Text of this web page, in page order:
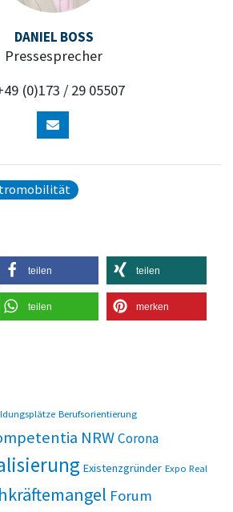
DANIEL BOSS
Pressesprecher
(0)173 / 29 05507
teilen teilen
teilen merken
Berufsorientierung
NRWCorona
Existenzgründer Expo Real
Forum